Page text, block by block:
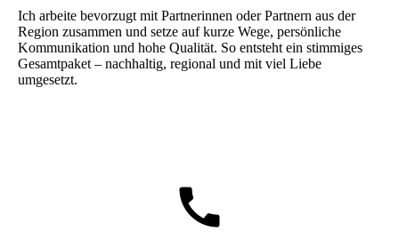
Ich arbeite bevorzugt mit Partnerinnen oder Partnern aus der
Region zusammen und setze auf kurze Wege, persönliche
Kommunikation und hohe Qualität. So entsteht ein stimmiges
Gesamtpaket – nachhaltig, regional und mit viel Liebe
umgesetzt.